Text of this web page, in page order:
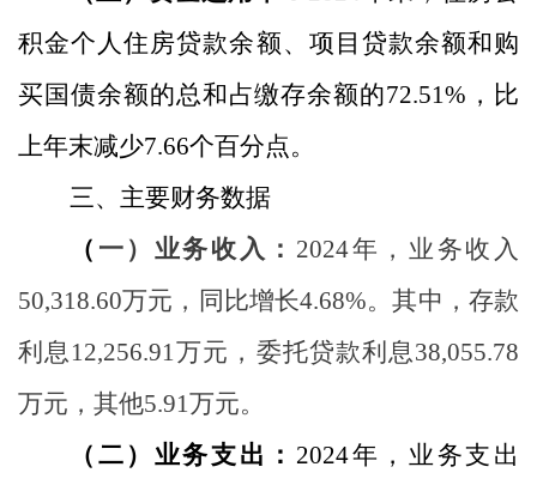
积金个人住房贷款余额、项目贷款余额和购
买国债余额的总和占缴存余额的72.51% ，比
上年末减少7.66个百分点。
三、主要财务数据
（ 一）业务收入： 2024年，业务收入
50,318.60万元，同比增长4.68%。其中，存款
利息12,256.91万元，委托贷款利息38,055.78
万元，其他5.91万元。
（二）业务支出： 2024年，业务支出